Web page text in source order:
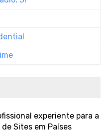
experiente para a
Sites em Países